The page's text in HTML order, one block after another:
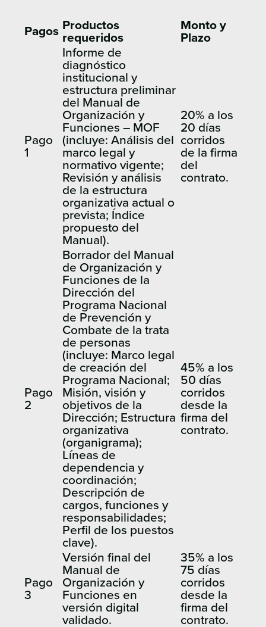
Pagos Productos
requeridos
Monto y
Plazo
Pago
1
Informe de
diagnóstico
institucional y
estructura preliminar
del Manual de
Organización y
Funciones – MOF
(incluye: Análisis del
marco legal y
normativo vigente;
Revisión y análisis
de la estructura
organizativa actual o
prevista; Índice
propuesto del
Manual).
20% a los
20 días
corridos
de la firma
del
contrato.
Pago
2
Borrador del Manual
de Organización y
Funciones de la
Dirección del
Programa Nacional
de Prevención y
Combate de la trata
de personas
(incluye: Marco legal
de creación del
Programa Nacional;
Misión, visión y
objetivos de la
Dirección; Estructura
organizativa
(organigrama);
Líneas de
dependencia y
coordinación;
Descripción de
cargos, funciones y
responsabilidades;
Perfil de los puestos
clave).
45% a los
50 días
corridos
desde la
firma del
contrato.
Pago
3
Versión final del
Manual de
Organización y
Funciones en
versión digital
validado.
35% a los
75 días
corridos
desde la
firma del
contrato.